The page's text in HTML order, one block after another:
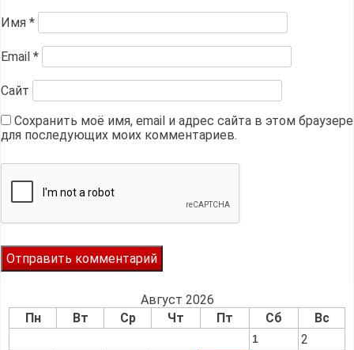
Имя *
Email *
Сайт
Сохранить моё имя, email и адрес сайта в этом браузере
для последующих моих комментариев.
Август 2026
Пн
Вт Ср Чт Пт Сб Вс
1
2